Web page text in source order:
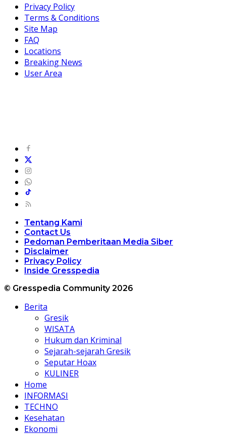
Privacy Policy
Terms & Conditions
Site Map
FAQ
Locations
Breaking News
User Area
Tentang Kami
Contact Us
Pedoman Pemberitaan Media Siber
Disclaimer
Privacy Policy
Inside Gresspedia
© Gresspedia Community 2026
Berita
Gresik
WISATA
Hukum dan Kriminal
Sejarah-sejarah Gresik
Seputar Hoax
KULINER
Home
INFORMASI
TECHNO
Kesehatan
Ekonomi